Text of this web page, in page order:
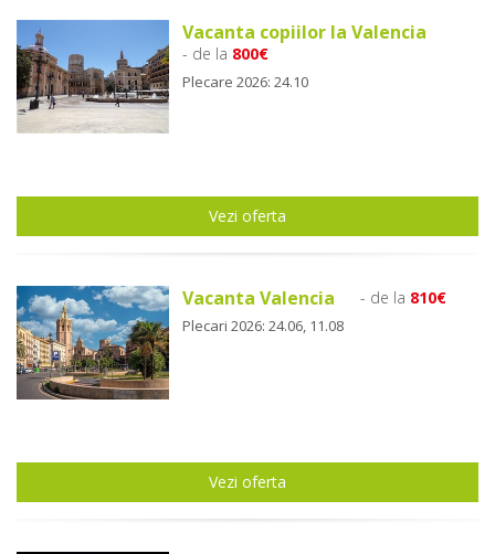
Vacanta copiilor la Valencia
- de la 800€
Plecare 2026: 24.10
Vezi oferta
Vacanta Valencia - de la 810€
Plecari 2026: 24.06, 11.08
Vezi oferta